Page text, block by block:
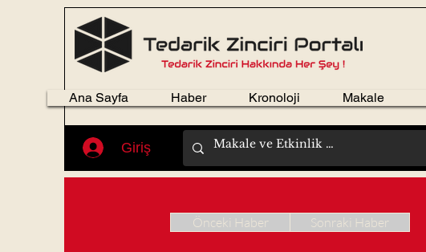
Giriş
Ana Sayfa Haber Kronoloji Makale
Önceki Haber Sonraki Haber